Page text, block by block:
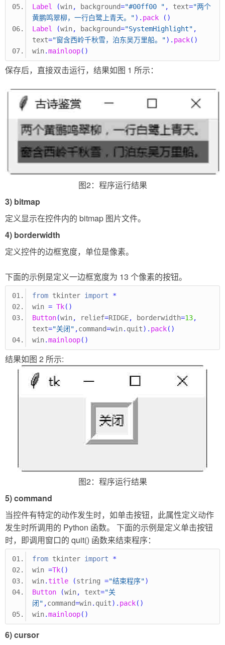
Label
(win, background="#00ff00 " , text="两个
黄鹏鸣翠柳，一行白鹭上青天。"). pack
()
Label
(win, background="SystemHighlight" ,
text="窗含西岭千秋雪，泊东吴万里船。"). pack()
win.mainloop()
保存后，直接双击运行，结果如图 1 所示：
图2：程序运行结果
3) bitmap
定义显示在控件内的 bitmap 图片文件。
4) borderwidth
定义控件的边框宽度，单位是像素。
下面的示例是定义一边框宽度为 13 个像素的按钮。
from tkinter import
*
win = Tk()
Button(win, relief=RIDGE, borderwidth=13,
text="关闭" ,command=win. quit). pack()
win.mainloop()
结果如图 2 所示:
图2：程序运行结果
5) command
当控件有特定的动作发生时，如单击按钮，此属性定义动作
发生时所调用的 Python 函数。 下面的示例是定义单击按钮
时，即调用窗口的 quit() 函数来结束程序：
from tkinter import
*
win =Tk()
win.title (string ="结束程序")
Button
(win, text="关
闭" ,command=win. quit). pack()
win.mainloop()
6) cursor